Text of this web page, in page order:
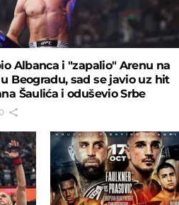
Albanca i "zapalio" Arenu na
u Beogradu, sad se javio uz hit
Šaulića i oduševio Srbe